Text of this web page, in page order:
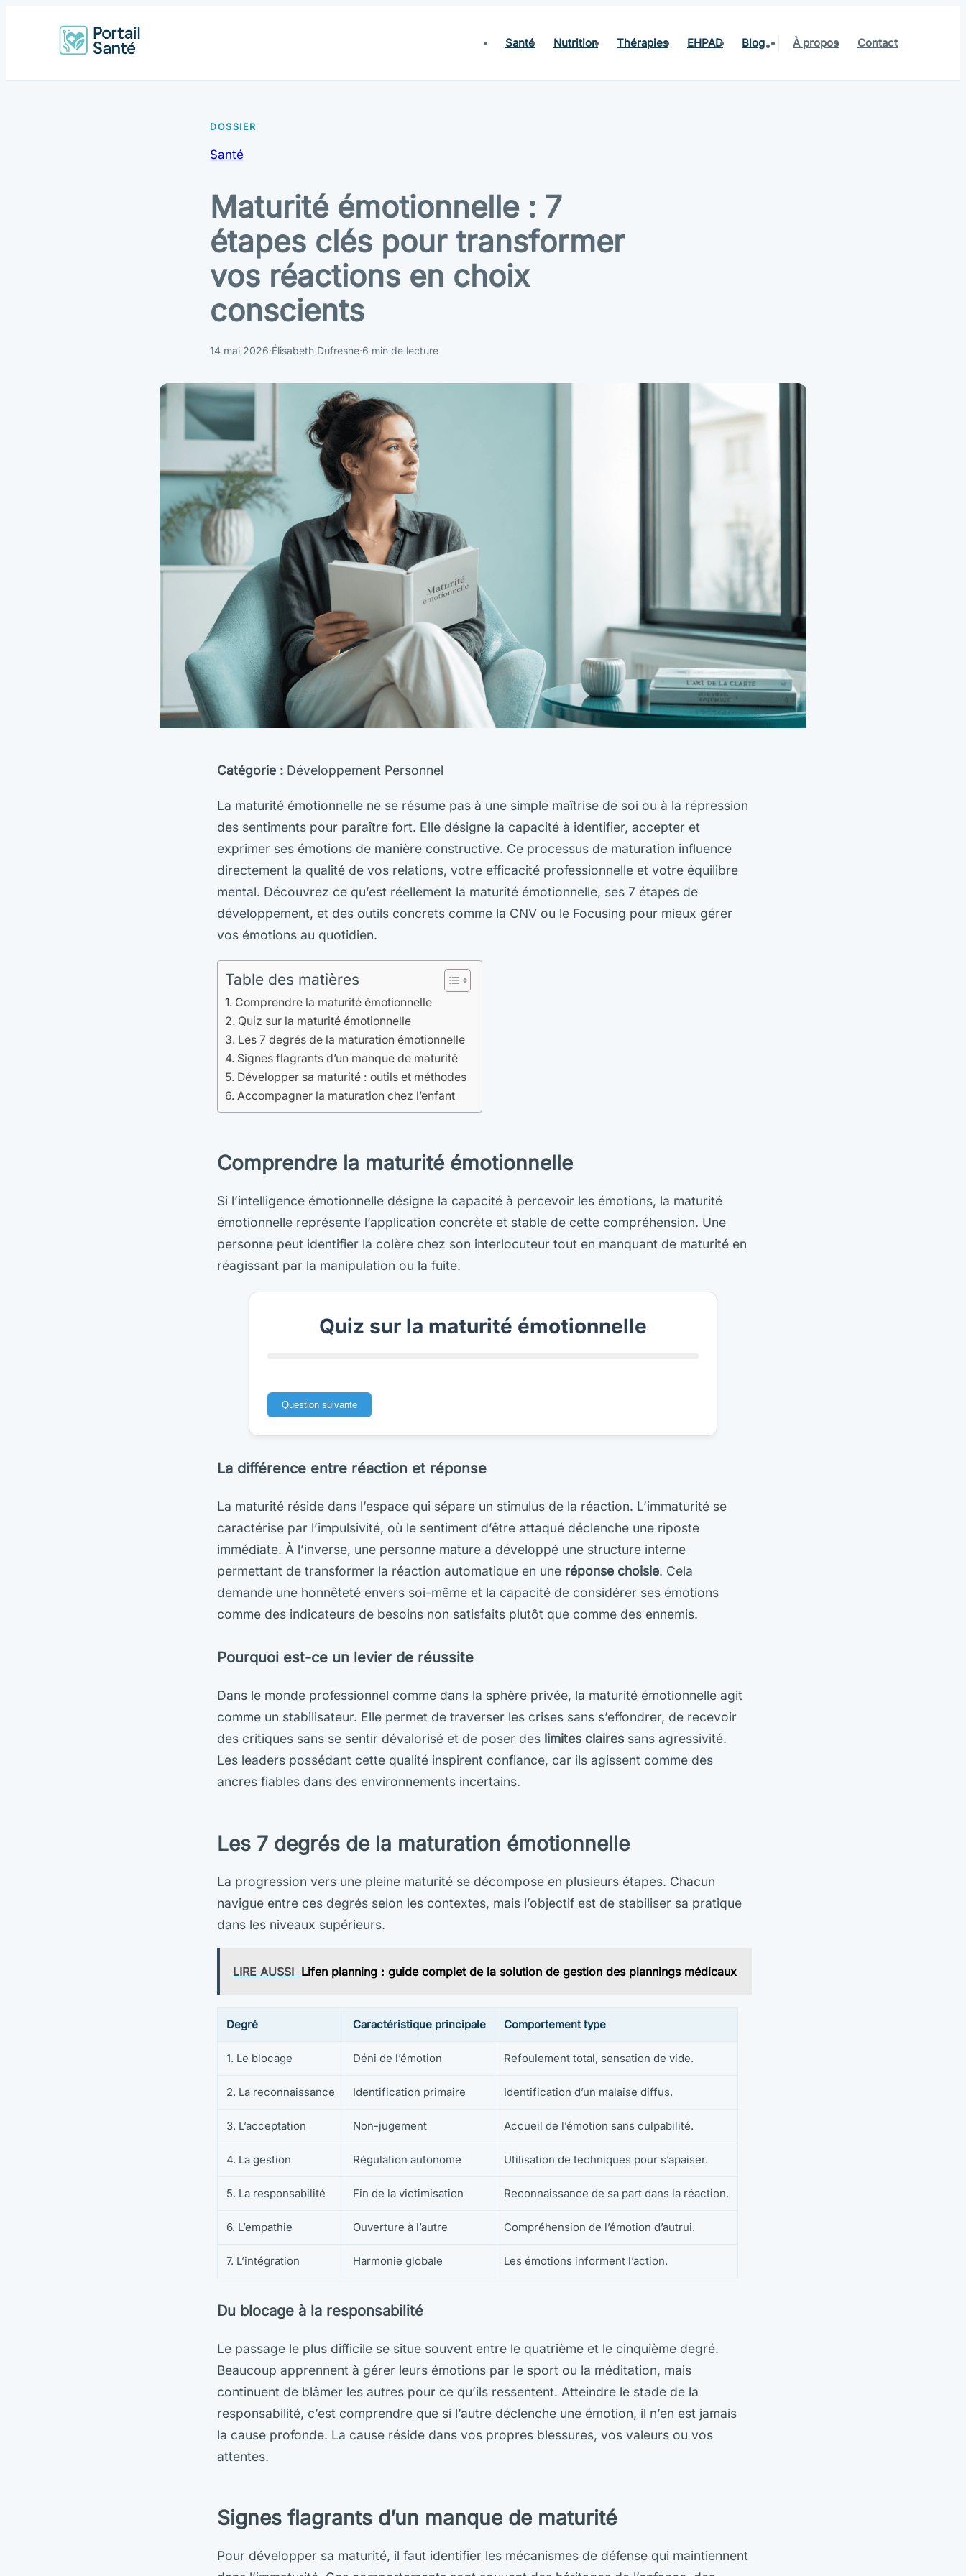
Santé Nutrition Thérapies EHPAD Blog À propos Contact
Santé
Maturité émotionnelle : 7
étapes clés pour transformer
vos réactions en choix
conscients
14 mai 2026·Élisabeth Dufresne·6 min de lecture
Catégorie : Développement Personnel
La maturité émotionnelle ne se résume pas à une simple maîtrise de soi ou à la répression
des sentiments pour paraître fort. Elle désigne la capacité à identifier, accepter et
exprimer ses émotions de manière constructive. Ce processus de maturation influence
directement la qualité de vos relations, votre efficacité professionnelle et votre équilibre
mental. Découvrez ce qu’est réellement la maturité émotionnelle, ses 7 étapes de
développement, et des outils concrets comme la CNV ou le Focusing pour mieux gérer
vos émotions au quotidien.
Table des matières
Comprendre la maturité émotionnelle
Quiz sur la maturité émotionnelle
Les 7 degrés de la maturation émotionnelle
Signes flagrants d’un manque de maturité
Développer sa maturité : outils et méthodes
Accompagner la maturation chez l’enfant
Comprendre la maturité émotionnelle
Si l’intelligence émotionnelle désigne la capacité à percevoir les émotions, la maturité
émotionnelle représente l’application concrète et stable de cette compréhension. Une
personne peut identifier la colère chez son interlocuteur tout en manquant de maturité en
réagissant par la manipulation ou la fuite.
Quiz sur la maturité émotionnelle
Question suivante
La différence entre réaction et réponse
La maturité réside dans l’espace qui sépare un stimulus de la réaction. L’immaturité se
caractérise par l’impulsivité, où le sentiment d’être attaqué déclenche une riposte
immédiate. À l’inverse, une personne mature a développé une structure interne
permettant de transformer la réaction automatique en une réponse choisie. Cela
demande une honnêteté envers soi-même et la capacité de considérer ses émotions
comme des indicateurs de besoins non satisfaits plutôt que comme des ennemis.
Pourquoi est-ce un levier de réussite
Dans le monde professionnel comme dans la sphère privée, la maturité émotionnelle agit
comme un stabilisateur. Elle permet de traverser les crises sans s’effondrer, de recevoir
des critiques sans se sentir dévalorisé et de poser des limites claires sans agressivité.
Les leaders possédant cette qualité inspirent confiance, car ils agissent comme des
ancres fiables dans des environnements incertains.
Les 7 degrés de la maturation émotionnelle
La progression vers une pleine maturité se décompose en plusieurs étapes. Chacun
navigue entre ces degrés selon les contextes, mais l’objectif est de stabiliser sa pratique
dans les niveaux supérieurs.
LIRE AUSSI Lifen planning : guide complet de la solution de gestion des plannings médicaux
Degré Caractéristique principale Comportement type
1. Le blocage Déni de l’émotion Refoulement total, sensation de vide.
2. La reconnaissance Identification primaire Identification d’un malaise diffus.
3. L’acceptation Non-jugement Accueil de l’émotion sans culpabilité.
4. La gestion Régulation autonome Utilisation de techniques pour s’apaiser.
5. La responsabilité Fin de la victimisation Reconnaissance de sa part dans la réaction.
6. L’empathie Ouverture à l’autre Compréhension de l’émotion d’autrui.
7. L’intégration Harmonie globale Les émotions informent l’action.
Du blocage à la responsabilité
Le passage le plus difficile se situe souvent entre le quatrième et le cinquième degré.
Beaucoup apprennent à gérer leurs émotions par le sport ou la méditation, mais
continuent de blâmer les autres pour ce qu’ils ressentent. Atteindre le stade de la
responsabilité, c’est comprendre que si l’autre déclenche une émotion, il n’en est jamais
la cause profonde. La cause réside dans vos propres blessures, vos valeurs ou vos
attentes.
Signes flagrants d’un manque de maturité
Pour développer sa maturité, il faut identifier les mécanismes de défense qui maintiennent